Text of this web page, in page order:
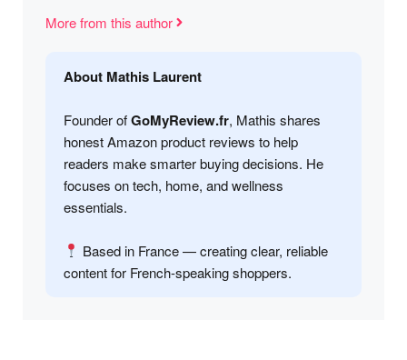
More from this author
About Mathis Laurent
Founder ofGoMyReview.fr, Mathis shares
honest Amazon product reviews to help
readers make smarter buying decisions. He
focuses on tech, home, and wellness
essentials.
Based in France — creating clear, reliable
content for French-speaking shoppers.